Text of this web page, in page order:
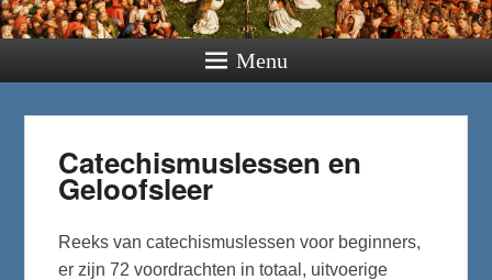
Menu
Catechismuslessen en
Geloofsleer
Reeks van catechismuslessen voor beginners,
er zijn 72 voordrachten in totaal, uitvoerige